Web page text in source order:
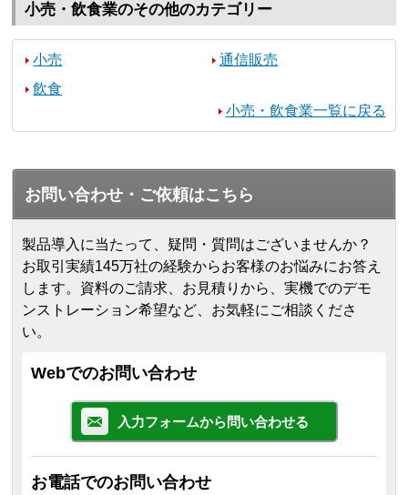
小売・飲食業のその他のカテゴリー
小売
通信販売
飲食
小売・飲食業一覧に戻る
お問い合わせ・ご依頼はこちら
製品導入に当たって、疑問・質問はございませんか？
お取引実績145万社の経験からお客様のお悩みにお答え
します。 資料のご請求、お見積りから、実機でのデモ
ンストレーション希望など、お気軽にご相談くださ
い。
Webでのお問い合わせ
入力フォームから問い合わせる
お電話でのお問い合わせ